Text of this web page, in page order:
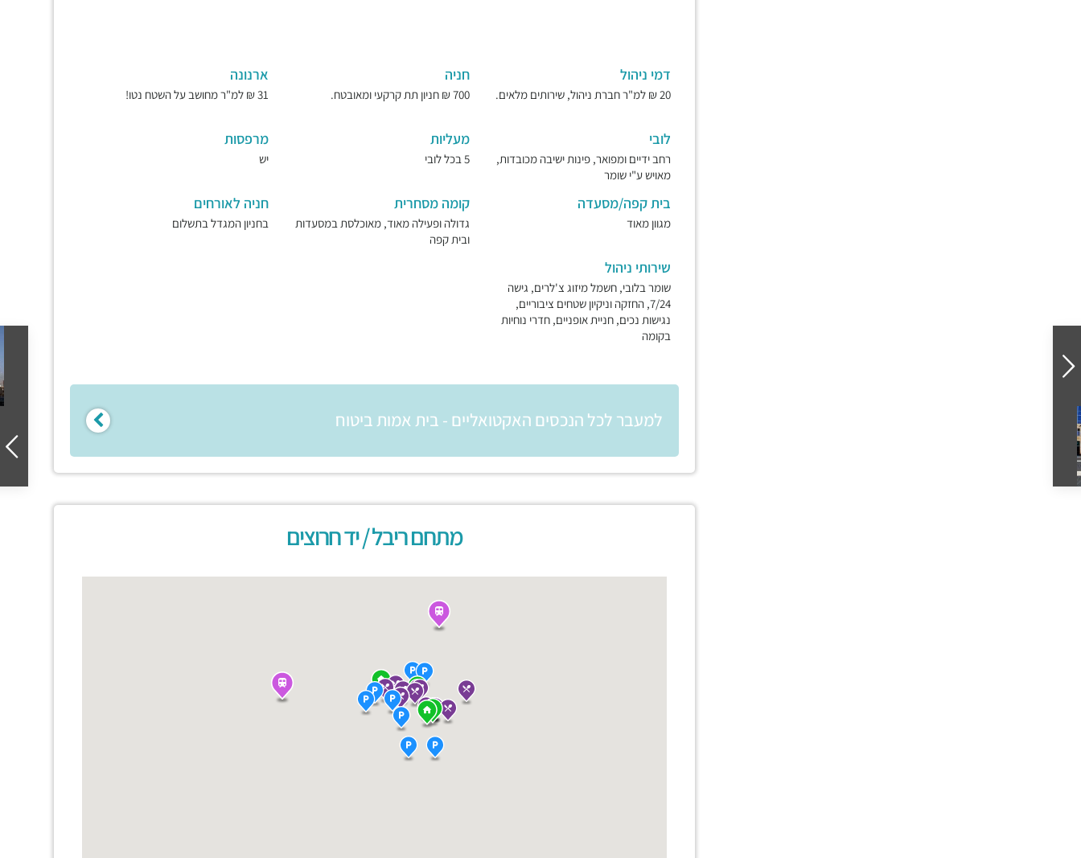
דמי ניהול
20 ₪ למ"ר חברת ניהול, שירותים מלאים.
חניה
700 ₪ חניון תת קרקעי ומאובטח.
ארנונה
31 ₪ למ"ר מחושב על השטח נטו!
לובי
רחב ידיים ומפואר, פינות ישיבה מכובדות,
מאויש ע"י שומר
מעליות
5 בכל לובי
מרפסות
יש
בית קפה/מסעדה
מגוון מאוד
קומה מסחרית
גדולה ופעילה מאוד, מאוכלסת במסעדות
ובית קפה
חניה לאורחים
בחניון המגדל בתשלום
שירותי ניהול
שומר בלובי, חשמל מיזוג צ'לרים, גישה
7/24, החזקה וניקיון שטחים ציבוריים,
נגישות נכים, חניית אופניים, חדרי נוחיות
בקומה
למעבר לכל הנכסים האקטואליים - בית אמות ביטוח
מתחם ריבל / יד חרוצים